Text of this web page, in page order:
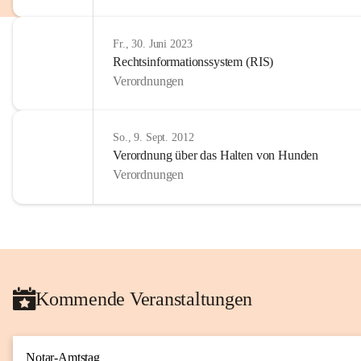
Fr., 30. Juni 2023
Rechtsinformationssystem (RIS)
Verordnungen
So., 9. Sept. 2012
Verordnung über das Halten von Hunden
Verordnungen
Kommende Veranstaltungen
Notar-Amtstag